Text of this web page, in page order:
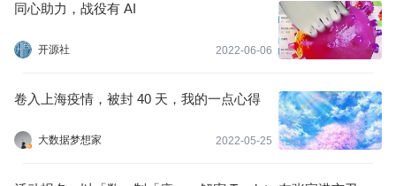
同心助力，战役有 AI
开源社 2022-06-06
卷入上海疫情，被封 40 天，我的一点心得
大数据梦想家 2022-05-25